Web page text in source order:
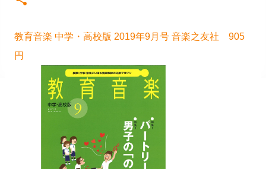
教育音楽 中学・高校版 2019年9月号 音楽之友社 905
円